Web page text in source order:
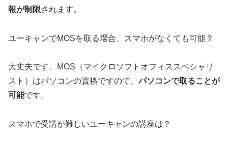
報が制限されます。
ユーキャンでMOSを取る場合、スマホがなくても可能？
大丈夫です。MOS（マイクロソフトオフィススペシャリ
スト）はパソコンの資格ですので、パソコンで取ることが
可能です。
スマホで受講が難しいユーキャンの講座は？